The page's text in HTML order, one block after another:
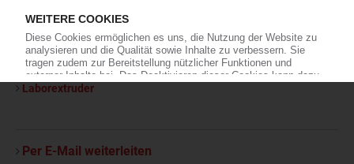
Beschichtungsanlagen
Analyse-, Mess- und Prüfgeräte, einschl. Zubehör
Laborextruder
Per E-Mail weiterleiten